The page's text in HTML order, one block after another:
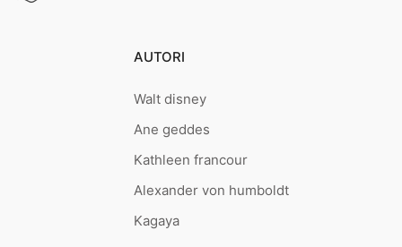
AUTORI
Walt disney
Ane geddes
Kathleen francour
Alexander von humboldt
Kagaya